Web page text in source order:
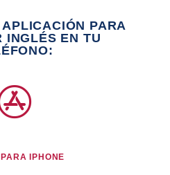
PARA
INGLÉS EN TU
PARA IPHONE